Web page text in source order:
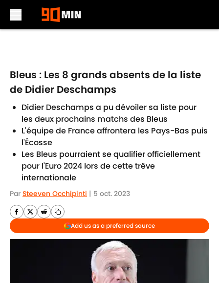
Bleus : Les 8 grands absents de la liste
de Didier Deschamps
Didier Deschamps a pu dévoiler sa liste pour
les deux prochains matchs des Bleus
L'équipe de France affrontera les Pays-Bas puis
l'Écosse
Les Bleus pourraient se qualifier officiellement
pour l'Euro 2024 lors de cette trêve
internationale
Par Steeven Occhipinti | 5 oct. 2023
Add us as a preferred source